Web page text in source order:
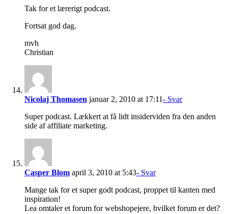
Tak for et lærerigt podcast.
Fortsat god dag.
mvh
Christian
Nicolaj Thomasen januar 2, 2010 at 17:11- Svar
Super podcast. Lækkert at få lidt insiderviden fra den anden
side af affiliate marketing.
Casper Blom april 3, 2010 at 5:43- Svar
Mange tak for et super godt podcast, proppet til kanten med
inspiration!
Lea omtaler et forum for webshopejere, hvilket forum er det?